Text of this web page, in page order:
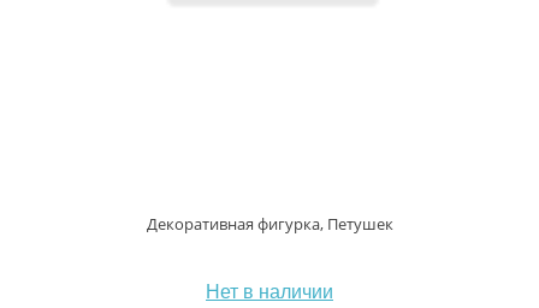
Декоративная фигурка, Петушек
Нет в наличии